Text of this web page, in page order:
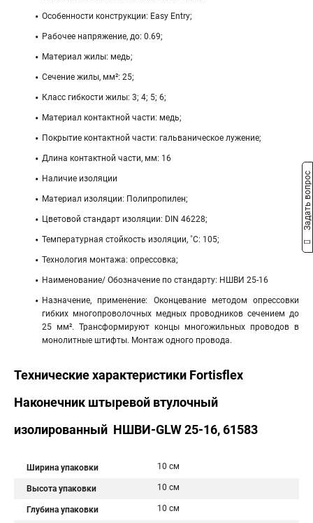
Особенности конструкции: Easy Entry;
Рабочее напряжение, до: 0.69;
Материал жилы: медь;
Сечение жилы, мм²: 25;
Класс гибкости жилы: 3; 4; 5; 6;
Материал контактной части: медь;
Покрытие контактной части: гальваническое лужение;
Длина контактной части, мм: 16
Наличие изоляции
Материал изоляции: Полипропилен;
Цветовой стандарт изоляции: DIN 46228;
Температурная стойкость изоляции, ˚С: 105;
Технология монтажа: опрессовка;
Наименование/ Обозначение по стандарту: НШВИ 25-16
Назначение, применение: Оконцевание методом опрессовки
гибких многопроволочных медных проводников сечением до
25 мм². Трансформируют концы многожильных проводов в
монолитные штифты. Монтаж одного провода.
Технические характеристики Fortisflex
Наконечник штыревой втулочный
изолированный НШВИ-GLW 25-16, 61583
Ширина упаковки 10 см
Высота упаковки 10 см
Глубина упаковки 10 см
Задать вопрос